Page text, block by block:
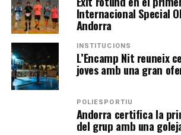
Internacional Special
Andorra
INSTITUCIONS
L’Encamp Nit reuneix
joves amb una gran
POLIESPORTIU
Andorra certifica la
del grup amb una